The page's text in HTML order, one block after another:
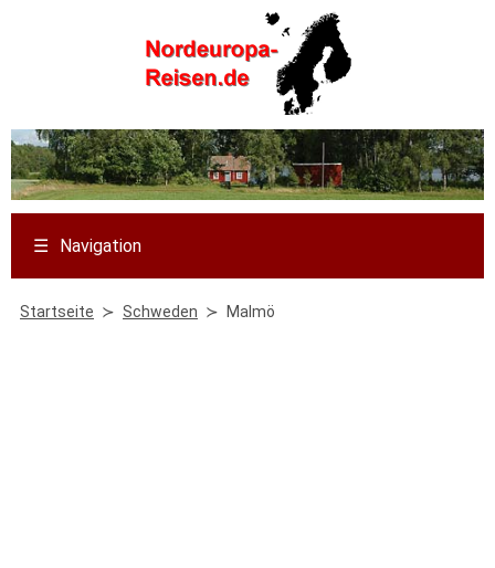
☰ Navigation
Startseite Schweden Malmö